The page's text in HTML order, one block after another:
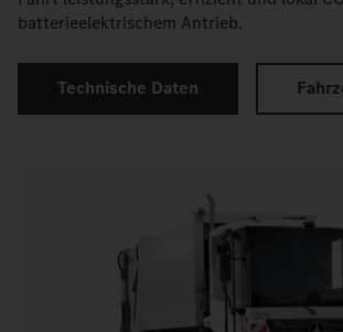
batterieelektrischem Antrieb.
Technische Daten